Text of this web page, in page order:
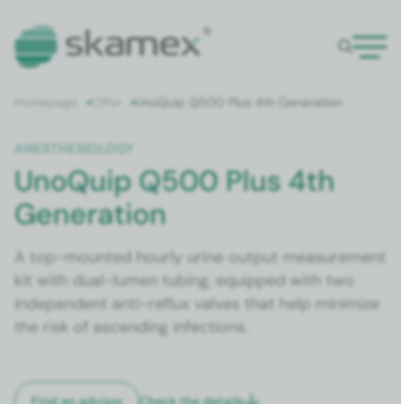
Offer Uno­Quip Q500 Plus 4th Gen­er­a­tion
ANES­THE­SI­OL­O­GY
UnoQuip Q500 Plus 4th
Generation
A top-mount­ed hourly urine out­put mea­sure­ment
kit with dual-lumen tub­ing, equipped with two
inde­pen­dent anti-reflux valves that help min­i­mize
the risk of ascend­ing infec­tions.